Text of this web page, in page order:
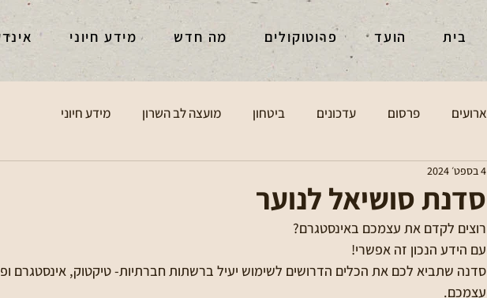
בית הועד פרוטוקולים מה חדש מידע חיוני
ארועים פרסום עדכונים ביטחון מועצה לב השרון מידע חיוני
סדנת סושיאל לנוער
4 בספט׳ 2024
רוצים לקדם את עצמכם באינסטגרם?
עם הידע הנכון זה אפשרי!
סדנה שתביא לכם את הכלים הדרושים לשימוש יעיל ברשתות חברתיות- טיקטוק, אינסטגרם
עצמכם.